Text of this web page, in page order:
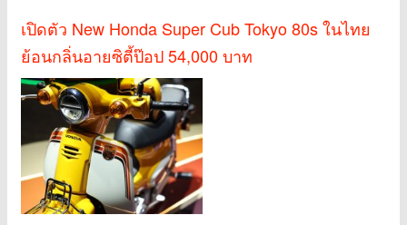
เปิดตัว New Honda Super Cub Tokyo 80s ในไทย
ย้อนกลิ่นอายซิตี้ป๊อป 54,000 บาท